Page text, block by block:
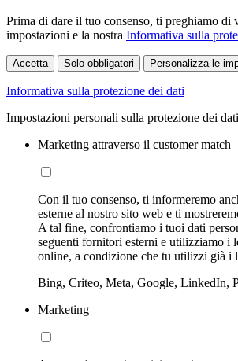
Prima di dare il tuo consenso, ti preghiamo di
impostazioni e la nostra Informativa sulla
Accetta Solo obbligatori Personalizza le
Informativa sulla protezione dei dati
Impostazioni personali sulla protezione dei dati
Marketing attraverso il customer match
Con il tuo consenso, ti informeremo
esterne al nostro sito web e ti
A tal fine, confrontiamo i tuoi dati
seguenti fornitori esterni e utilizziamo i
online, a condizione che tu utilizzi già i
Bing, Criteo, Meta, Google, LinkedIn,
Marketing